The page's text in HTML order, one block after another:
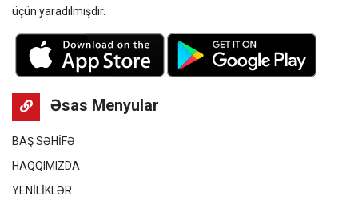
üçün yaradılmışdır.
Əsas Menyular
BAŞ SƏHİFƏ
HAQQIMIZDA
YENİLİKLƏR